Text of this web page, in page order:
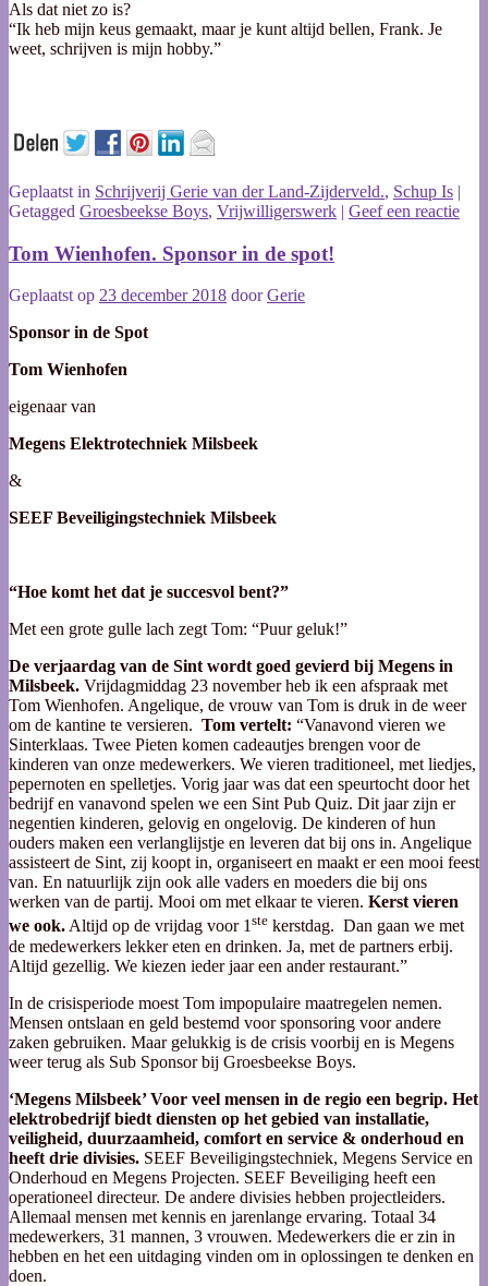
Als dat niet zo is?
“Ik heb mijn keus gemaakt, maar je kunt altijd bellen, Frank. Je
weet, schrijven is mijn hobby.”
Geplaatst in Schrijverij Gerie van der Land-Zijderveld., Schup Is |
Getagged Groesbeekse Boys, Vrijwilligerswerk | Geef een reactie
Tom Wienhofen. Sponsor in de spot!
Geplaatst op 23 december 2018 doorGerie
Sponsor in de Spot
Tom Wienhofen
eigenaar van
Megens Elektrotechniek Milsbeek
&
SEEF Beveiligingstechniek Milsbeek
“Hoe komt het dat je succesvol bent?”
Met een grote gulle lach zegt Tom: “Puur geluk!”
De verjaardag van de Sint wordt goed gevierd bij Megens in
Milsbeek. Vrijdagmiddag 23 november heb ik een afspraak met
Tom Wienhofen. Angelique, de vrouw van Tom is druk in de weer
om de kantine te versieren. Tom vertelt: “Vanavond vieren we
Sinterklaas. Twee Pieten komen cadeautjes brengen voor de
kinderen van onze medewerkers. We vieren traditioneel, met liedjes,
pepernoten en spelletjes. Vorig jaar was dat een speurtocht door het
bedrijf en vanavond spelen we een Sint Pub Quiz. Dit jaar zijn er
negentien kinderen, gelovig en ongelovig. De kinderen of hun
ouders maken een verlanglijstje en leveren dat bij ons in. Angelique
assisteert de Sint, zij koopt in, organiseert en maakt er een mooi feest
van. En natuurlijk zijn ook alle vaders en moeders die bij ons
werken van de partij. Mooi om met elkaar te vieren. Kerst vieren
we ook.Altijd op de vrijdag voor 1ste kerstdag. Dan gaan we met
de medewerkers lekker eten en drinken. Ja, met de partners erbij.
Altijd gezellig. We kiezen ieder jaar een ander restaurant.”
In de crisisperiode moest Tom impopulaire maatregelen nemen.
Mensen ontslaan en geld bestemd voor sponsoring voor andere
zaken gebruiken. Maar gelukkig is de crisis voorbij en is Megens
weer terug als Sub Sponsor bij Groesbeekse Boys.
‘Megens Milsbeek’ Voor veel mensen in de regio een begrip. Het
elektrobedrijf biedt diensten op het gebied van installatie,
veiligheid, duurzaamheid, comfort en service & onderhoud en
heeft drie divisies. SEEF Beveiligingstechniek, Megens Service en
Onderhoud en Megens Projecten. SEEF Beveiliging heeft een
operationeel directeur. De andere divisies hebben projectleiders.
Allemaal mensen met kennis en jarenlange ervaring. Totaal 34
medewerkers, 31 mannen, 3 vrouwen. Medewerkers die er zin in
hebben en het een uitdaging vinden om in oplossingen te denken en
doen.